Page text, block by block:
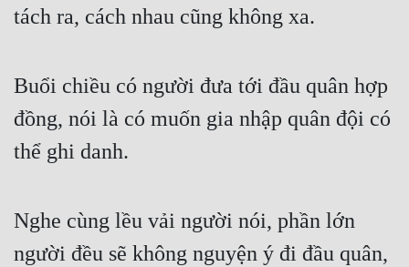
tách ra, cách nhau cũng không xa.
Buổi chiều có người đưa tới đầu quân hợp
đồng, nói là có muốn gia nhập quân đội có
thể ghi danh.
Nghe cùng lều vải người nói, phần lớn
người đều sẽ không nguyện ý đi đầu quân,